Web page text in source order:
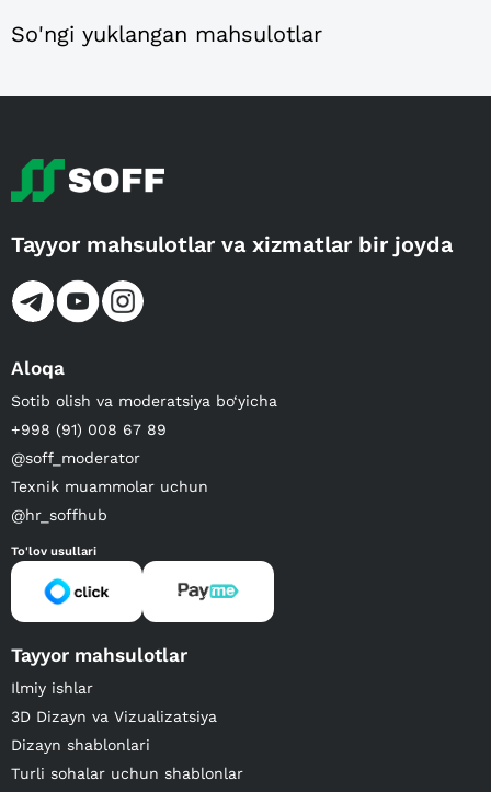
So'ngi yuklangan mahsulotlar
Tayyor mahsulotlar va xizmatlar bir joyda
Aloqa
Sotib olish va moderatsiya bo‘yicha
+998 (91) 008 67 89
@soff_moderator
Texnik muammolar uchun
@hr_soffhub
To'lov usullari
Tayyor mahsulotlar
Ilmiy ishlar
3D Dizayn va Vizualizatsiya
Dizayn shablonlari
Turli sohalar uchun shablonlar